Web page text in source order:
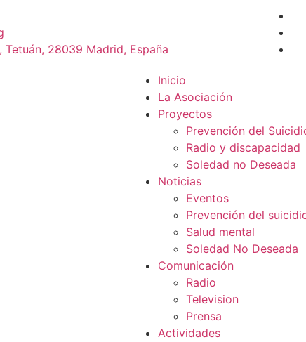
Tetuán, 28039 Madrid, España
Inicio
La Asociación
Proyectos
Prevención del
Radio y discapacidad
Soledad no Deseada
Noticias
Eventos
Prevención del
Salud mental
Soledad No Deseada
Comunicación
Radio
Television
Prensa
Actividades